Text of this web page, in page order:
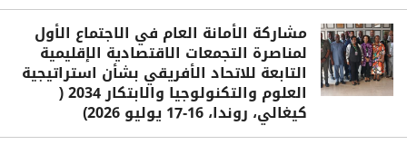
مشاركة الأمانة العام في الاجتماع الأول
لمناصرة التجمعات الاقتصادية الإقليمية
التابعة للاتحاد الأفريقي بشأن استراتيجية
العلوم والتكنولوجيا والابتكار 2034 (
كيغالي، روندا، 16-17 يوليو 2026)